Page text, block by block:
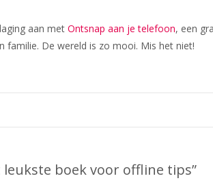
aan met Ontsnap aan je telefoon, een
De wereld is zo mooi. Mis het niet!
boek voor offline tips”